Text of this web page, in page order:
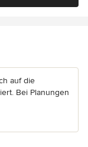
auf die
Bei Planungen